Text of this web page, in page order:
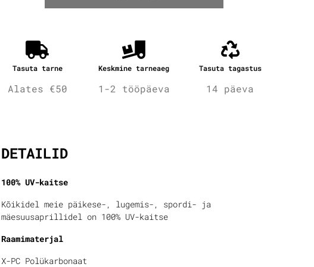
Tasuta tarne
Alates €50
Keskmine tarneaeg
1-2 tööpäeva
Tasuta tagastus
14 päeva
DETAILID
100% UV-kaitse
Kõikidel meie päikese-, lugemis-, spordi- ja
mäesuusaprillidel on 100% UV-kaitse
Raamimaterjal
X-PC Polükarbonaat